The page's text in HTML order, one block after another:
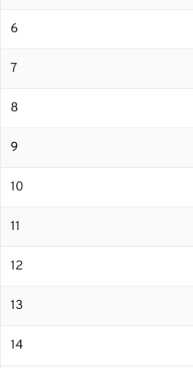
6
7
8
9
10
11
12
13
14